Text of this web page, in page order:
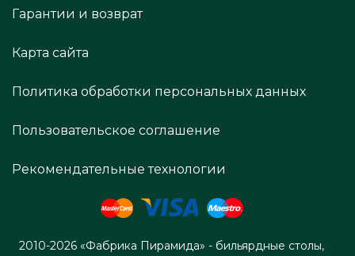
Гарантии и возврат
Карта сайта
Политика обработки персональных данных
Пользовательское соглашение
Рекомендательные технологии
2010-2026 «Фабрика Пирамида» - бильярдные столы,